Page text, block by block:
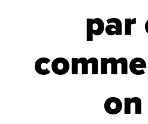
par
on